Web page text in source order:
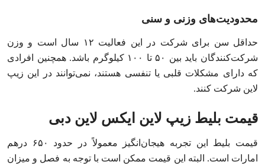
محدودیت‌های وزنی و سنی
حداقل سن برای شرکت در این فعالیت ۱۲ سال است و وزن
شرکت‌کنندگان باید بین ۵۰ تا ۱۰۰ کیلوگرم باشد. همچنین افرادی
که دارای مشکلات قلبی یا تنفسی هستند، نمی‌توانند در این زیپ
لاین شرکت کنند.
قیمت بلیط زیپ لاین ایکس لاین دبی
قیمت بلیط این تجربه هیجان‌انگیز معمولاً در حدود ۶۵۰ درهم
امارات است. البته این قیمت ممکن است با توجه به فصل و میزان